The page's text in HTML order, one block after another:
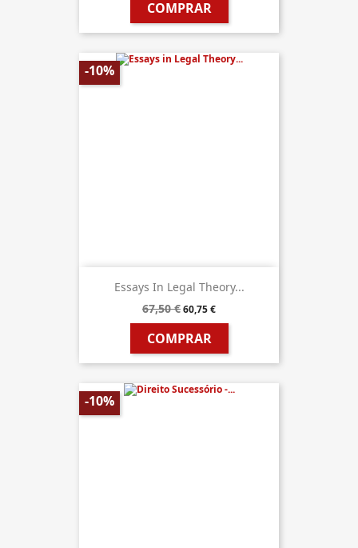
COMPRAR
Essays In Legal Theory...
67,50 €60,75 €
COMPRAR
-10%
-10%